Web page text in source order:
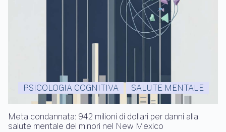
PSICOLOGIA COGNITIVA SALUTE MENTALE
Meta condannata: 942 milioni di dollari per danni alla
salute mentale dei minori nel New Mexico